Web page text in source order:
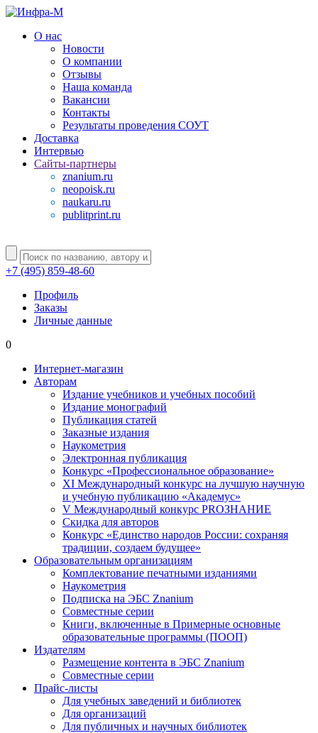
О нас
Новости
О компании
Отзывы
Наша команда
Вакансии
Контакты
Результаты проведения СОУТ
Доставка
Интервью
Сайты-партнеры
znanium.ru
neopoisk.ru
naukaru.ru
publitprint.ru
+7 (495) 859-48-60
Профиль
Заказы
Личные данные
0
Интернет-магазин
Авторам
Издание учебников и учебных пособий
Издание монографий
Публикация статей
Заказные издания
Наукометрия
Электронная публикация
Конкурс «Профессиональное образование»
XI Международный конкурс на лучшую научную
и учебную публикацию «Академус»
V Международный конкурс PROЗНАНИЕ
Скидка для авторов
Конкурс «Единство народов России: сохраняя
традиции, создаем будущее»
Образовательным организациям
Комплектование печатными изданиями
Наукометрия
Подписка на ЭБС Znanium
Совместные серии
Книги, включенные в Примерные основные
образовательные программы (ПООП)
Издателям
Размещение контента в ЭБС Znanium
Совместные серии
Прайс-листы
Для учебных заведений и библиотек
Для организаций
Для публичных и научных библиотек